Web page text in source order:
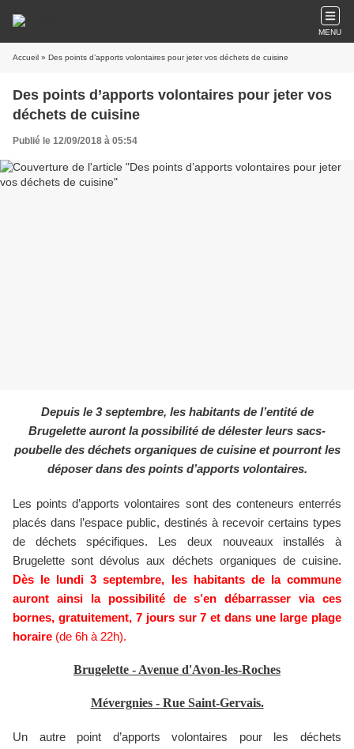
MENU
Accueil » Des points d’apports volontaires pour jeter vos déchets de cuisine
Des points d’apports volontaires pour jeter vos
déchets de cuisine
Publié le 12/09/2018 à 05:54
Depuis le 3 septembre, les habitants de l’entité de
Brugelette auront la possibilité de délester leurs sacs-
poubelle des déchets organiques de cuisine et pourront les
déposer dans des points d’apports volontaires.
Les points d’apports volontaires sont des conteneurs enterrés
placés dans l’espace public, destinés à recevoir certains types
de déchets spécifiques. Les deux nouveaux installés à
Brugelette sont dévolus aux déchets organiques de cuisine.
Dès le lundi 3 septembre, les habitants de la commune
auront ainsi la possibilité de s’en débarrasser via ces
bornes, gratuitement, 7 jours sur 7 et dans une large plage
horaire (de 6h à 22h).
Brugelette - Avenue d'Avon-les-Roches
Mévergnies - Rue Saint-Gervais.
Un autre point d’apports volontaires pour les déchets